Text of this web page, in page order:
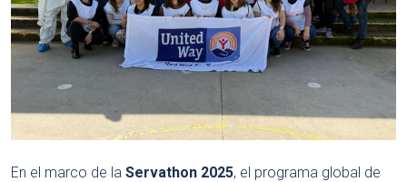
En el marco de la Servathon 2025, el programa global de